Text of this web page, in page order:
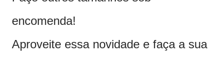
encomenda!
Aproveite essa novidade e faça a sua